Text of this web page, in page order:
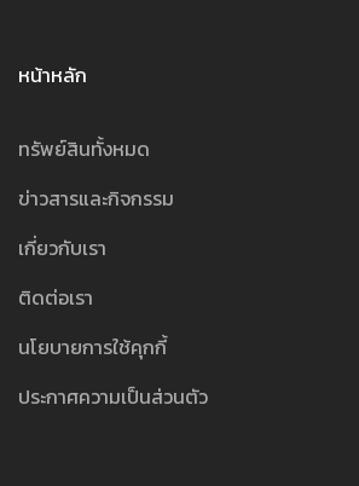
หน้าหลัก
ทรัพย์สินทั้งหมด
ข่าวสารและกิจกรรม
เกี่ยวกับเรา
ติดต่อเรา
นโยบายการใช้คุกกี้
ประกาศความเป็นส่วนตัว